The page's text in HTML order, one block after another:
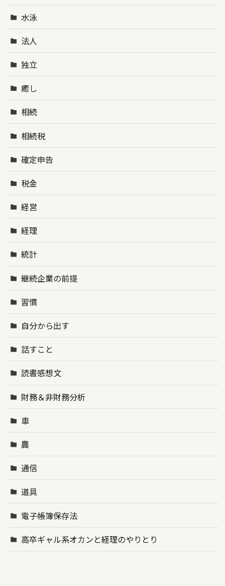
水泳
法人
独立
癒し
相続
相続税
確定申告
税金
経営
経理
統計
継続企業の前提
習慣
自分から出す
話すこと
読書感想文
財務＆非財務分析
車
農
通信
道具
電子帳簿保存法
高卒ギャル系オカンと経理のやりとり